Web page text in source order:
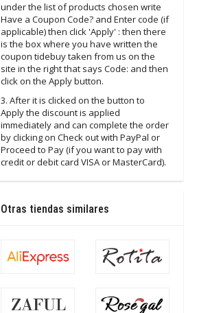
under the list of products chosen write
Have a Coupon Code? and Enter code (if
applicable) then click 'Apply' : then there
is the box where you have written the
coupon tidebuy taken from us on the
site in the right that says Code: and then
click on the Apply button.
3. After it is clicked on the button to
Apply the discount is applied
immediately and can complete the order
by clicking on Check out with PayPal or
Proceed to Pay (if you want to pay with
credit or debit card VISA or MasterCard).
Otras tiendas similares